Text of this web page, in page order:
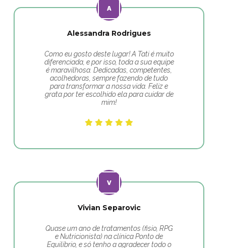
Alessandra Rodrigues
Como eu gosto deste lugar! A Tati é muito
diferenciada, e por isso, toda a sua equipe
é maravilhosa. Dedicadas, competentes,
acolhedoras, sempre fazendo de tudo
para transformar a nossa vida. Feliz e
grata por ter escolhido ela para cuidar de
mim!
Vivian Separovic
Quase um ano de tratamentos (fisio, RPG
e Nutricionista) na clínica Ponto de
Equilíbrio, e só tenho a agradecer todo o